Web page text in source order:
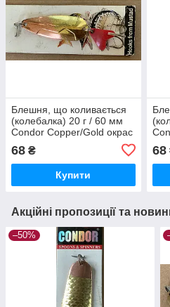
Блешня, що коливається
(колебалка) 20 г / 60 мм
Condor Copper/Gold окрас
68 ₴
Купити
68
Акційні пропозиції та
–50%